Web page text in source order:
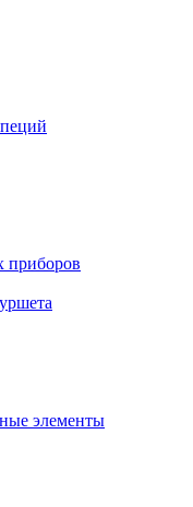
приборов
элементы